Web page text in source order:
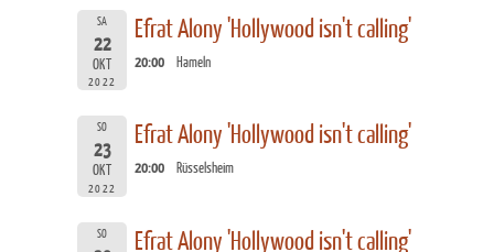
SA
22
OKT
2022
Efrat Alony 'Hollywood isn't calling'
20:00 Hameln
SO
23
OKT
2022
Efrat Alony 'Hollywood isn't calling'
20:00 Rüsselsheim
SO Efrat Alony 'Hollywood isn't calling'